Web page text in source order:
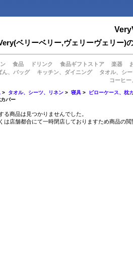
ベリーベリー,ヴェリーヴェリー)
食品 ドリンク 食品ギフトストア 楽器
ん、バッグ キッチン、ダイニング
タオル、シ
コーヒ
> タオル、シーツ、リネン >寝具 >
ピローケース、枕
バー
る商品は見つかりませんでした。
は店舗都合にて一時閉店しておりますため商品の